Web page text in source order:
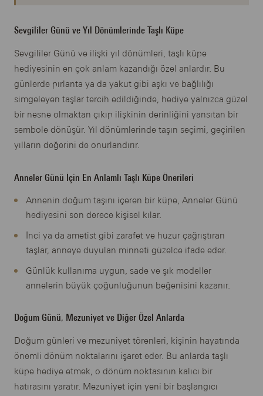
Sevgililer Günü ve Yıl Dönümlerinde Taşlı Küpe
Sevgililer Günü ve ilişki yıl dönümleri, taşlı küpe
hediyesinin en çok anlam kazandığı özel anlardır. Bu
günlerde pırlanta ya da yakut gibi aşkı ve bağlılığı
simgeleyen taşlar tercih edildiğinde, hediye yalnızca güzel
bir nesne olmaktan çıkıp ilişkinin derinliğini yansıtan bir
sembole dönüşür. Yıl dönümlerinde taşın seçimi, geçirilen
yılların değerini de onurlandırır.
Anneler Günü İçin En Anlamlı Taşlı Küpe Önerileri
Annenin doğum taşını içeren bir küpe, Anneler Günü
hediyesini son derece kişisel kılar.
İnci ya da ametist gibi zarafet ve huzur çağrıştıran
taşlar, anneye duyulan minneti güzelce ifade eder.
Günlük kullanıma uygun, sade ve şık modeller
annelerin büyük çoğunluğunun beğenisini kazanır.
Doğum Günü, Mezuniyet ve Diğer Özel Anlarda
Doğum günleri ve mezuniyet törenleri, kişinin hayatında
önemli dönüm noktalarını işaret eder. Bu anlarda taşlı
küpe hediye etmek, o dönüm noktasının kalıcı bir
hatırasını yaratır. Mezuniyet için yeni bir başlangıcı